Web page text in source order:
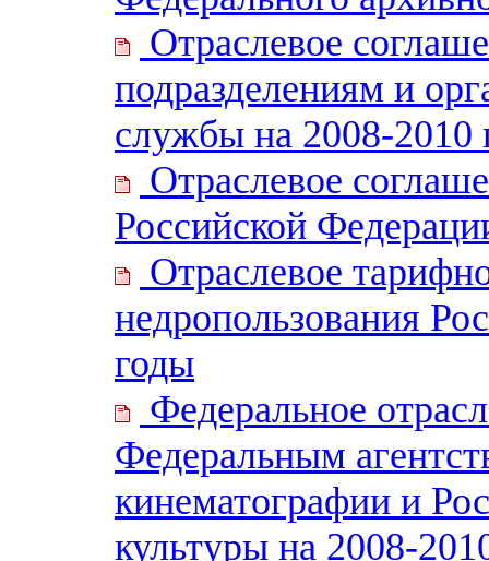
Отраслевое
подразделениям и
службы на 2008-2010
Отраслевое
Российской
Отраслевое
недропользования
годы
Федеральное
Федеральным
кинематографии и
культуры на 2008-